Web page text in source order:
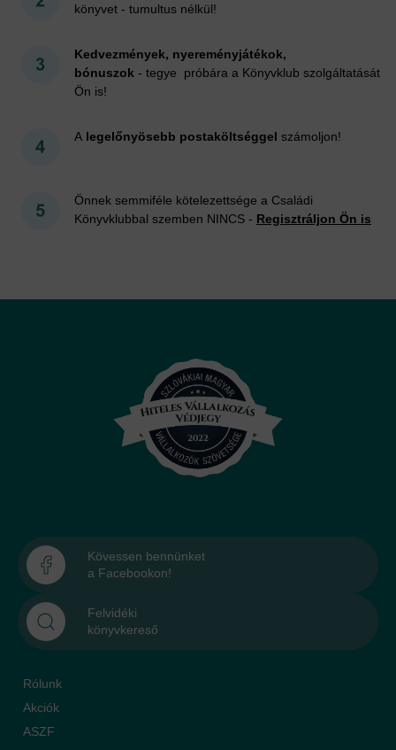
könyvet - tumultus nélkül!
Kedvezmények, nyereményjátékok,
bónuszok - tegye próbára a Könyvklub szolgáltatását
Ön is!
A legelőnyösebb postaköltséggel számoljon!
Önnek semmiféle kötelezettsége a Családi
Könyvklubbal szemben NINCS - Regisztráljon Ön is
Kövessen bennünket
a Facebookon!
Felvidéki
könyvkereső
Rólunk
Akciók
ASZF